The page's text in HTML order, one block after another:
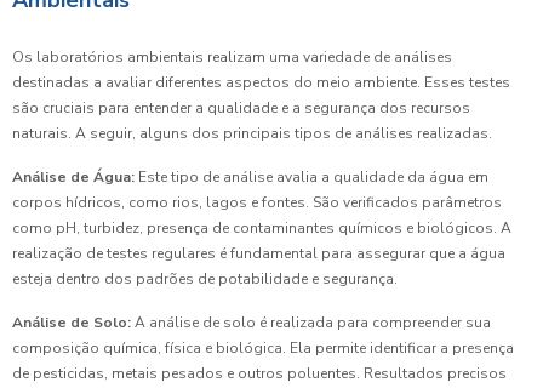
Os laboratórios ambientais realizam uma variedade de análises
destinadas a avaliar diferentes aspectos do meio ambiente. Esses testes
são cruciais para entender a qualidade e a segurança dos recursos
naturais. A seguir, alguns dos principais tipos de análises realizadas.
Análise de Água: Este tipo de análise avalia a qualidade da água em
corpos hídricos, como rios, lagos e fontes. São verificados parâmetros
como pH, turbidez, presença de contaminantes químicos e biológicos. A
realização de testes regulares é fundamental para assegurar que a água
esteja dentro dos padrões de potabilidade e segurança.
Análise de Solo:A análise de solo é realizada para compreender sua
composição química, física e biológica. Ela permite identificar a presença
de pesticidas, metais pesados e outros poluentes. Resultados precisos